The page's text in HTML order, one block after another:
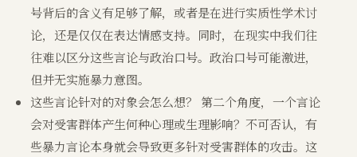
号背后的含义有足够了解，或者是在进行实质性学术讨
论，还是仅仅在表达情感支持。同时，在现实中我们往
往难以区分这些言论与政治口号。政治口号可能激进，
但并无实施暴力意图。
这些言论针对的对象会怎么想？ 第二个角度，一个言论
会对受害群体产生何种心理或生理影响？不可否认，有
些暴力言论本身就会导致更多针对受害群体的攻击。这